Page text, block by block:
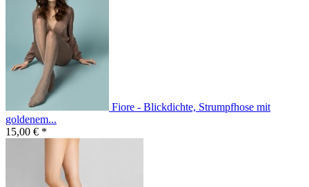
Fiore - Blickdichte, Strumpfhose mit
goldenem...
15,00 € *